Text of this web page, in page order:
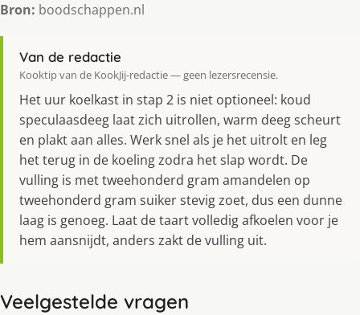
Bron: boodschappen.nl
Van de redactie
Kooktip van de KookJij-redactie — geen lezersrecensie.
Het uur koelkast in stap 2 is niet optioneel: koud
speculaasdeeg laat zich uitrollen, warm deeg scheurt
en plakt aan alles. Werk snel als je het uitrolt en leg
het terug in de koeling zodra het slap wordt. De
vulling is met tweehonderd gram amandelen op
tweehonderd gram suiker stevig zoet, dus een dunne
laag is genoeg. Laat de taart volledig afkoelen voor je
hem aansnijdt, anders zakt de vulling uit.
Veelgestelde vragen